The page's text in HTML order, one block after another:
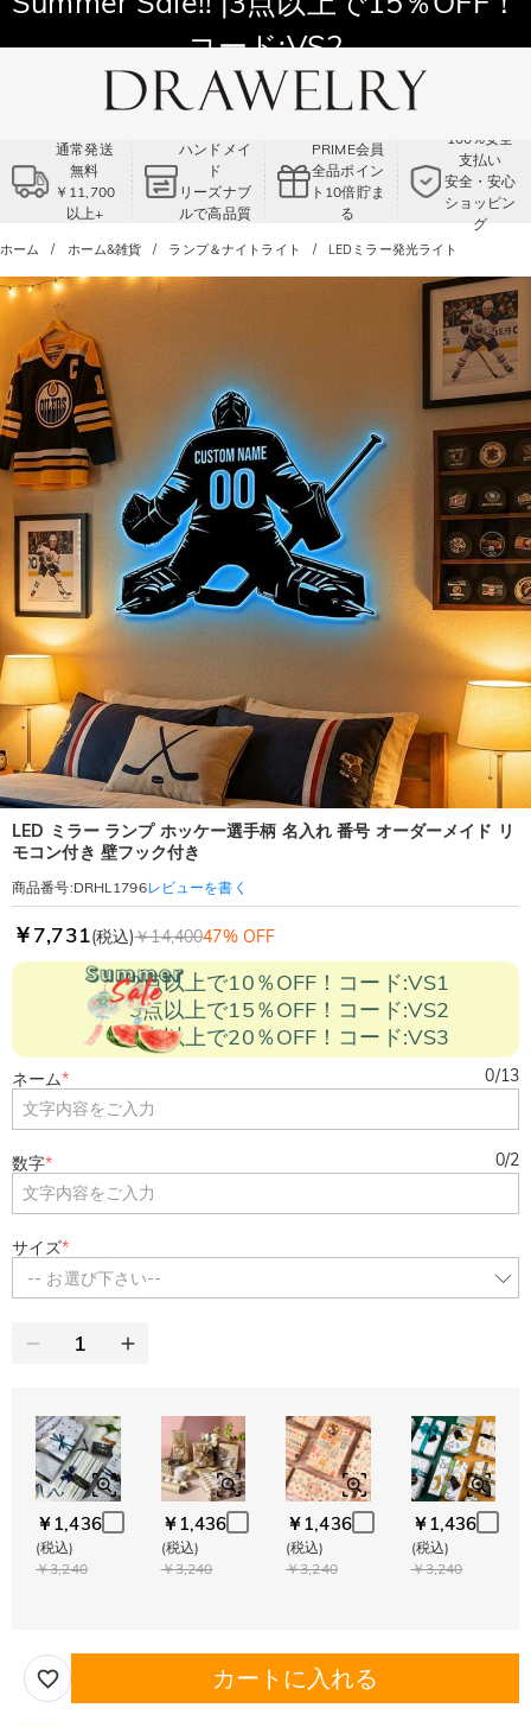
11,700円以上通常配送無料！
Summer Sale!! |3点以上で15％OFF！
コード:VS2
通常発送
無料
￥11,700
以上+
ハンドメイ
ド
リーズナブ
ルで高品質
PRIME会員
全品ポイン
ト10倍貯ま
る
100%安全
支払い
安全・安心
ショッピン
グ
ホーム ホーム&雑貨 ランプ＆ナイトライト LEDミラー発光ライト
LED ミラー ランプ ホッケー選手柄 名入れ 番号 オーダーメイド リ
モコン付き 壁フック付き
商品番号:DRHL1796レビューを書く
￥7,731(税込)￥14,40047% OFF
2点以上で10％OFF！コード:VS1
3点以上で15％OFF！コード:VS2
5点以上で20％OFF！コード:VS3
ネーム* 0/13
数字* 0/2
サイズ*
-- お選び下さい--
￥1,436
(税込)
￥3,240
￥1,436
(税込)
￥3,240
￥1,436
(税込)
￥3,240
￥1,436
(税込)
￥3,240
カートに入れる